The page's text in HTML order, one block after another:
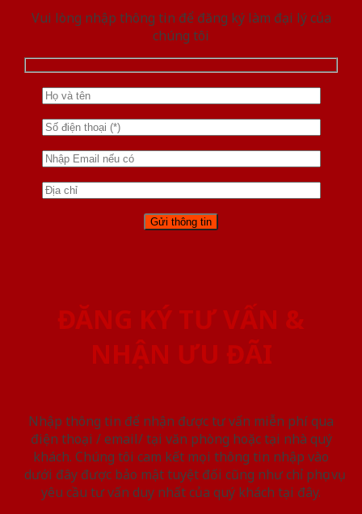
Vui lòng nhập thông tin để đăng ký làm đại lý của
chúng tôi
ĐĂNG KÝ TƯ VẤN &
NHẬN ƯU ĐÃI
Nhập thông tin để nhận được tư vấn miễn phí qua
điện thoại / email/ tại văn phòng hoặc tại nhà quý
khách. Chúng tôi cam kết mọi thông tin nhập vào
dưới đây được bảo mật tuyệt đối cũng như chỉ phục vụ
yêu cầu tư vấn duy nhất của quý khách tại đây.